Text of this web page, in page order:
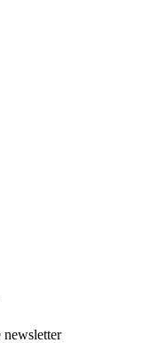
newsletter